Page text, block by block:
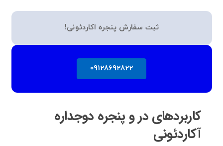
ثبت سفارش پنجره اکاردئونی!
09128692822
کاربردهای در و پنجره دوجداره
آکاردئونی